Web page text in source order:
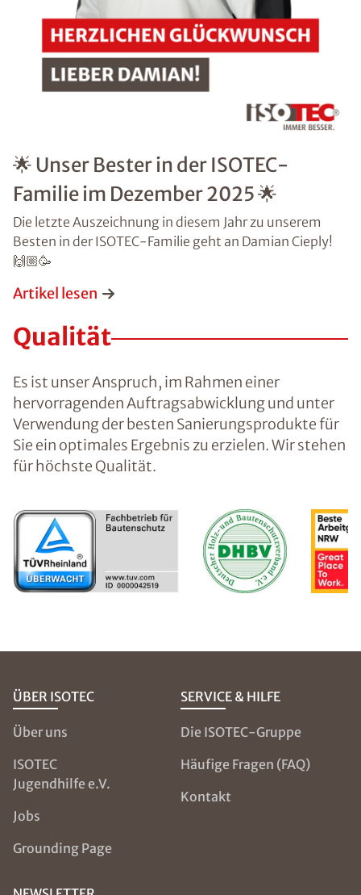
🌟 Unser Bester in der ISOTEC-
Familie im Dezember 2025 🌟
Die letzte Auszeichnung in diesem Jahr zu unserem
Besten in der ISOTEC-Familie geht an Damian Cieply!
🙌🏼🥳
Artikel lesen
Qualität
Es ist unser Anspruch, im Rahmen einer
hervorragenden Auftragsabwicklung und unter
Verwendung der besten Sanierungsprodukte für
Sie ein optimales Ergebnis zu erzielen. Wir stehen
für höchste Qualität.
ÜBER ISOTEC
Über uns
ISOTEC
Jugendhilfe e.V.
Jobs
Grounding Page
SERVICE & HILFE
Die ISOTEC-Gruppe
Häufige Fragen (FAQ)
Kontakt